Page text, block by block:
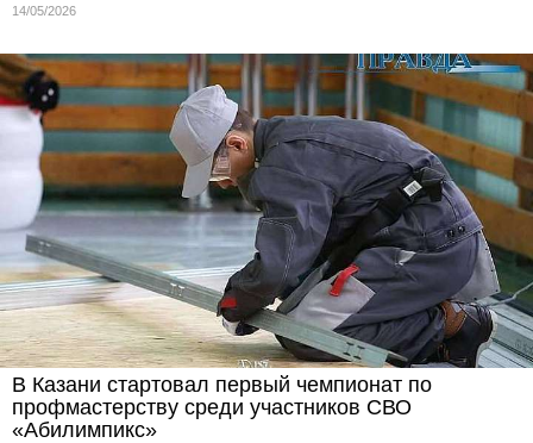
14/05/2026
В Казани стартовал первый чемпионат по
профмастерству среди участников СВО
«Абилимпикс»